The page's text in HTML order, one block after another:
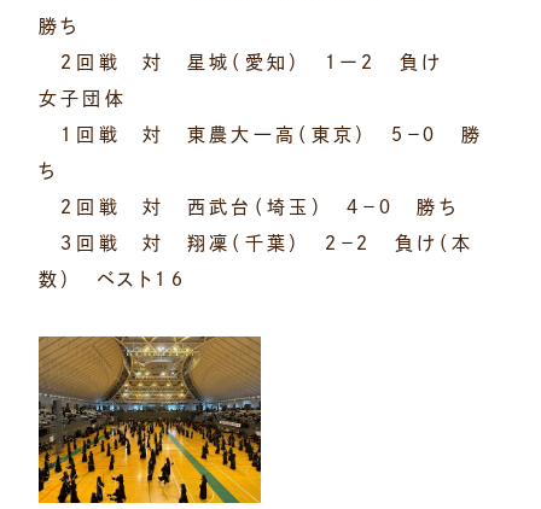
勝ち
２回戦 対 星城（愛知） １ー２ 負け
女子団体
１回戦 対 東農大一高（東京） ５－０ 勝
ち
２回戦 対 西武台（埼玉） ４－０ 勝ち
３回戦 対 翔凜（千葉） ２－２ 負け（本
数） ベスト１６